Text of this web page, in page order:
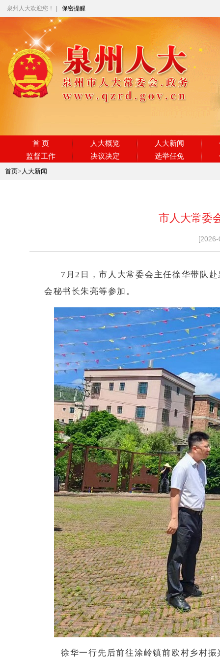
泉州人大欢迎您！ 保密提醒
首 页 人大概览 人大新闻
监督工作
决议决定 选举任免
首页> 人大新闻
市人大常委
7月2日，市人大常委会主任徐华带队
会秘书长朱亮等参加。
徐华一行先后前往涂岭镇前欧村乡村